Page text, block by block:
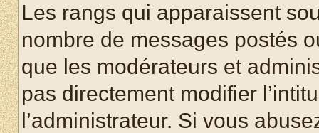
Les rangs qui apparaissent
nombre de messages postés
que les modérateurs et
pas directement modifier
l’administrateur. Si vous